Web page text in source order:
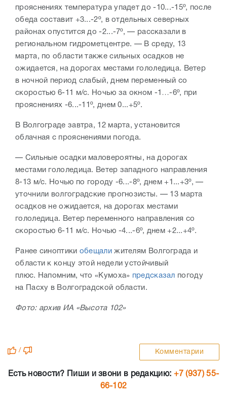
прояснениях температура упадет до -10...-15º, после
обеда составит +3...-2º, в отдельных северных
районах опустится до -2...-7º, — рассказали в
региональном гидрометцентре. — В среду, 13
марта, по области также сильных осадков не
ожидается, на дорогах местами гололедица. Ветер
в ночной период слабый, днем переменный со
скоростью 6-11 м/с. Ночью за окном -1…-6º, при
прояснениях -6...-11º, днем 0...+5º.
В Волгограде завтра, 12 марта, установится
облачная с прояснениями погода.
— Сильные осадки маловероятны, на дорогах
местами гололедица. Ветер западного направления
8-13 м/с. Ночью по городу -6...-8º, днем +1...+3º, —
уточнили волгоградские прогнозисты. — 13 марта
осадков не ожидается, на дорогах местами
гололедица. Ветер переменного направления со
скоростью 6-11 м/с. Ночью -4...-6º, днем +2...+4º.
Ранее синоптики обещалижителям Волгограда и
области к концу этой недели устойчивый
плюс. Напомним, что «Кумоха» предсказал погоду
на Пасху в Волгоградской области.
Фото: архив ИА «Высота 102»
/ Комментарии
Есть новости? Пиши и звони в редакцию: +7 (937) 55-
66-102